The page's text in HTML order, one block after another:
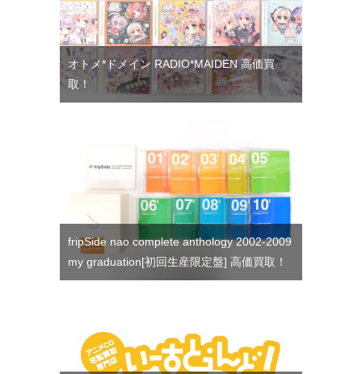
オトメ*ドメイン RADIO*MAIDEN 高価買
取！
fripSide nao complete anthology 2002-2009
my graduation[初回生産限定盤] 高価買取！